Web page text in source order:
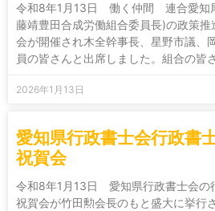
令和8年1月13日 働く仲間 連合愛知
藤靖豊田合成労働組合委員長)の政策
会が開催され木全幹事長、星野市議、
員の皆さんと出席しました。組合の皆
2026年1月13日
愛知県行政書士会行政書
祝賀会
令和8年1月13日 愛知県行政書士会の
祝賀会が竹田勲会長のもと盛大に挙行